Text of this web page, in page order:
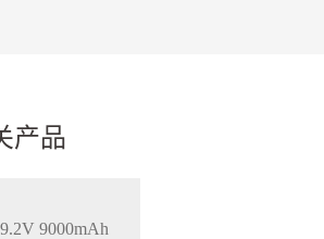
产品
9000mAh